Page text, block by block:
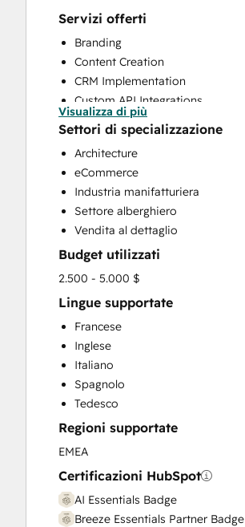
Servizi offerti
Branding
Content Creation
CRM Implementation
Custom API Integrations
Email Marketing
Sales and Marketing Alignment
Sales Coaching and Training
Sales Enablement
Search Engine Optimization
Website Design
Visualizza di più
Settori di specializzazione
Architecture
eCommerce
Industria manifatturiera
Settore alberghiero
Vendita al dettaglio
Budget utilizzati
2.500 - 5.000 $
Lingue supportate
Francese
Inglese
Italiano
Spagnolo
Tedesco
Regioni supportate
EMEA
Certificazioni HubSpot
AI Essentials Badge
Breeze Essentials Partner Badge